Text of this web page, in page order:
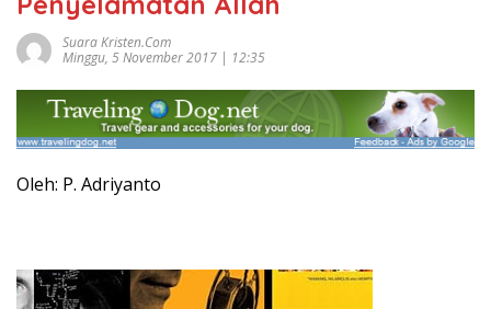
Suara Kristen.com
Minggu, 5 November 2017 | 12:35
Oleh: P. Adriyanto